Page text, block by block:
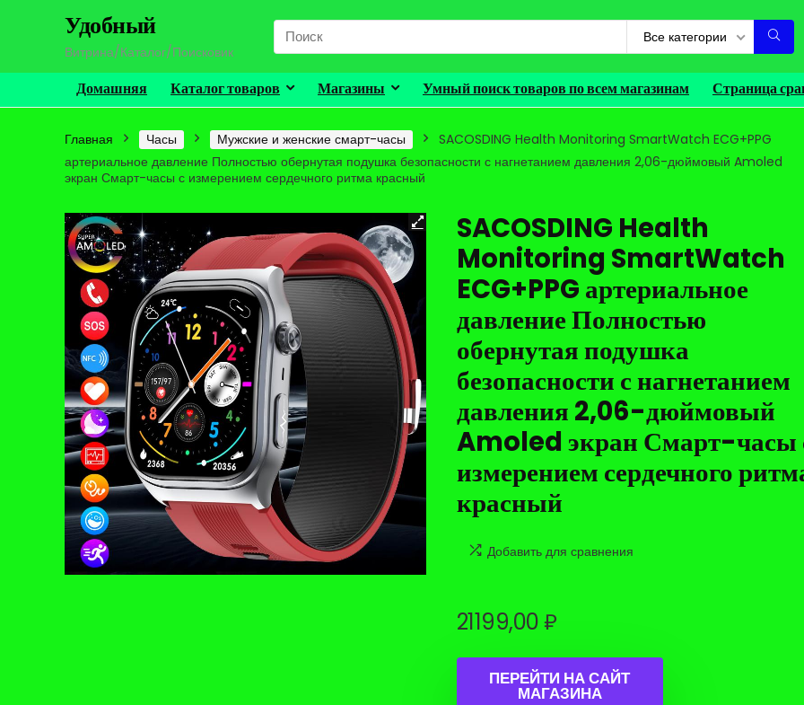
Удобный
Витрина/Каталог/Поисковик
Search
for:
Все категории
Домашняя Каталог товаров Магазины Умный поиск товаров по всем магазинам Страница
Главная Часы Мужские и женские смарт-часы
SACOSDING Health Monitoring SmartWatch ECG+PPG
артериальное давление Полностью обернутая подушка безопасности с нагнетанием давления 2,06-дюймовый Amoled
экран Смарт-часы с измерением сердечного ритма красный
SACOSDING Health
Monitoring SmartWatch
ECG+PPG артериальное
давление Полностью
обернутая подушка
безопасности с нагнетанием
давления 2,06-дюймовый
Amoled экран Смарт-часы
измерением сердечного
красный
Добавить для сравнения
21199,00₽
ПЕРЕЙТИ НА САЙТ
МАГАЗИНА